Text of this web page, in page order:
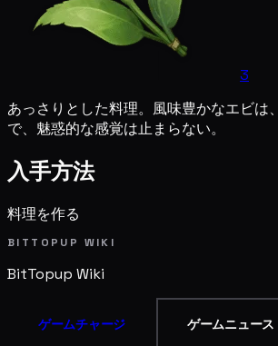
3
あっさりとした料理。風味豊かなエビ
で、魅惑的な感覚は止まらない。
入手方法
料理を作る
BITTOPUP WIKI
BitTopup Wiki
ゲームチャージ ゲームニュース